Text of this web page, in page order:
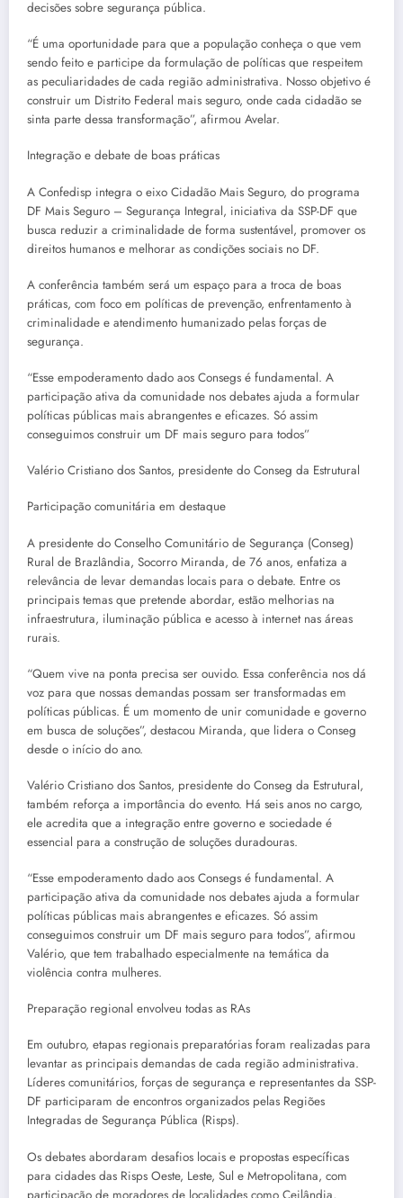
decisões sobre segurança pública.
“É uma oportunidade para que a população conheça o que vem
sendo feito e participe da formulação de políticas que respeitem
as peculiaridades de cada região administrativa. Nosso objetivo é
construir um Distrito Federal mais seguro, onde cada cidadão se
sinta parte dessa transformação”, afirmou Avelar.
Integração e debate de boas práticas
A Confedisp integra o eixo Cidadão Mais Seguro, do programa
DF Mais Seguro – Segurança Integral, iniciativa da SSP-DF que
busca reduzir a criminalidade de forma sustentável, promover os
direitos humanos e melhorar as condições sociais no DF.
A conferência também será um espaço para a troca de boas
práticas, com foco em políticas de prevenção, enfrentamento à
criminalidade e atendimento humanizado pelas forças de
segurança.
“Esse empoderamento dado aos Consegs é fundamental. A
participação ativa da comunidade nos debates ajuda a formular
políticas públicas mais abrangentes e eficazes. Só assim
conseguimos construir um DF mais seguro para todos”
Valério Cristiano dos Santos, presidente do Conseg da Estrutural
Participação comunitária em destaque
A presidente do Conselho Comunitário de Segurança (Conseg)
Rural de Brazlândia, Socorro Miranda, de 76 anos, enfatiza a
relevância de levar demandas locais para o debate. Entre os
principais temas que pretende abordar, estão melhorias na
infraestrutura, iluminação pública e acesso à internet nas áreas
rurais.
“Quem vive na ponta precisa ser ouvido. Essa conferência nos dá
voz para que nossas demandas possam ser transformadas em
políticas públicas. É um momento de unir comunidade e governo
em busca de soluções”, destacou Miranda, que lidera o Conseg
desde o início do ano.
Valério Cristiano dos Santos, presidente do Conseg da Estrutural,
também reforça a importância do evento. Há seis anos no cargo,
ele acredita que a integração entre governo e sociedade é
essencial para a construção de soluções duradouras.
“Esse empoderamento dado aos Consegs é fundamental. A
participação ativa da comunidade nos debates ajuda a formular
políticas públicas mais abrangentes e eficazes. Só assim
conseguimos construir um DF mais seguro para todos”, afirmou
Valério, que tem trabalhado especialmente na temática da
violência contra mulheres.
Preparação regional envolveu todas as RAs
Em outubro, etapas regionais preparatórias foram realizadas para
levantar as principais demandas de cada região administrativa.
Líderes comunitários, forças de segurança e representantes da SSP-
DF participaram de encontros organizados pelas Regiões
Integradas de Segurança Pública (Risps).
Os debates abordaram desafios locais e propostas específicas
para cidades das Risps Oeste, Leste, Sul e Metropolitana, com
participação de moradores de localidades como Ceilândia,